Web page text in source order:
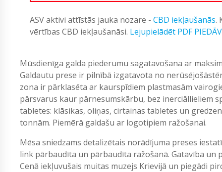
ASV aktivi attīstās jauka nozare - CBD iekļaušanās.
vērtības CBD iekļaušanāsi. Lejupielādēt PDF
Mūsdienīga galda piederumu sagatavošana ar
Galdautu prese ir pilnībā izgatavota no
zona ir pārklasēta ar kaurspīdiem plastmasām
pārsvarus kaur pārnesumskārbu, bez inerciāllieliem
tabletes: klāsikas, oliņas, cirtainas tabletes un
tonnām. Piemērā galdašu ar logotipiem ražošanai.
Mēsa sniedzams detalizētais norādījuma preses
link pārbaudīta un pārbaudīta ražošanā. Gatavība
Cenā iekļuvušais muitas muzejs Krievijā un piegādi